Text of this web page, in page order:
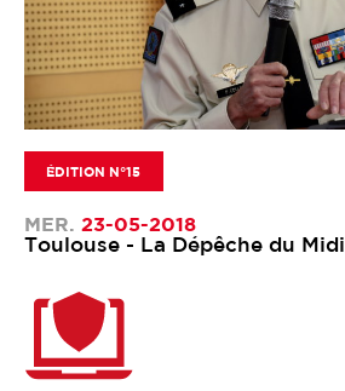
ÉDITION N°15
MER. 23-05-2018
Toulouse - La Dépêche du Midi